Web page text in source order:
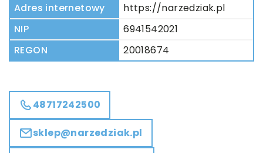
Adres internetowy
https://narzedziak.pl
NIP
6941542021
REGON
20018674
48717242500
sklep@narzedziak.pl